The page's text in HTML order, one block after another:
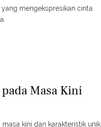
mengekspresikan cinta
Masa Kini
kini dan karakteristik unik